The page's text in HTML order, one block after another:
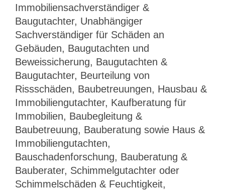
Immobiliensachverständiger &
Baugutachter, Unabhängiger
Sachverständiger für Schäden an
Gebäuden, Baugutachten und
Beweissicherung, Baugutachten &
Baugutachter, Beurteilung von
Rissschäden, Baubetreuungen, Hausbau &
Immobiliengutachter, Kaufberatung für
Immobilien, Baubegleitung &
Baubetreuung, Bauberatung sowie Haus &
Immobiliengutachten,
Bauschadenforschung, Bauberatung &
Bauberater, Schimmelgutachter oder
Schimmelschäden & Feuchtigkeit,